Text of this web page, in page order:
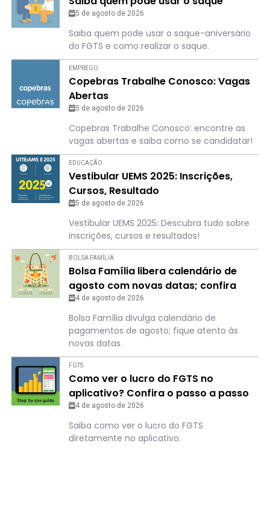
5 de agosto de 2026
Saiba quem pode usar o saque-aniversário
do FGTS e como realizar o saque.
EMPREGO
Copebras Trabalhe Conosco: Vagas
Abertas
5 de agosto de 2026
Copebras Trabalhe Conosco: encontre as
vagas abertas e saiba como se candidatar!
EDUCAÇÃO
Vestibular UEMS 2025: Inscrições,
Cursos, Resultado
5 de agosto de 2026
Vestibular UEMS 2025: Descubra tudo sobre
inscrições, cursos e resultados!
BOLSA FAMÍLIA
Bolsa Família libera calendário de
agosto com novas datas; confira
para não perder o dia
4 de agosto de 2026
Bolsa Família divulga calendário de
pagamentos de agosto; fique atento às
novas datas.
FGTS
Como ver o lucro do FGTS no
aplicativo? Confira o passo a passo
4 de agosto de 2026
Saiba como ver o lucro do FGTS
diretamente no aplicativo.